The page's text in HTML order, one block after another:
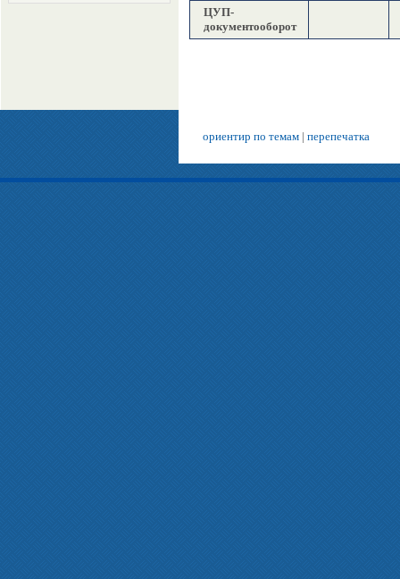
ЦУП-
документооборот
ориентир по темам | перепечатка